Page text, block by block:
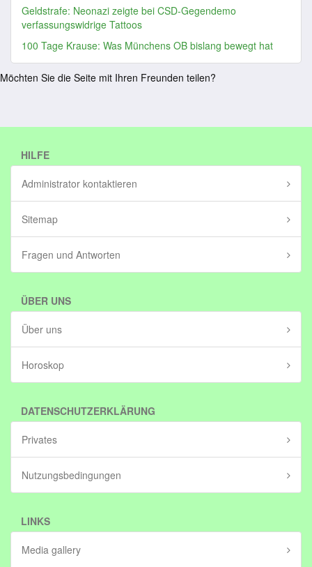
Geldstrafe: Neonazi zeigte bei CSD-Gegendemo
verfassungswidrige Tattoos
100 Tage Krause: Was Münchens OB bislang bewegt hat
Möchten Sie die Seite mit Ihren Freunden teilen?
HILFE
Administrator kontaktieren
Sitemap
Fragen und Antworten
ÜBER UNS
Über uns
Horoskop
DATENSCHUTZERKLÄRUNG
Privates
Nutzungsbedingungen
LINKS
Media gallery